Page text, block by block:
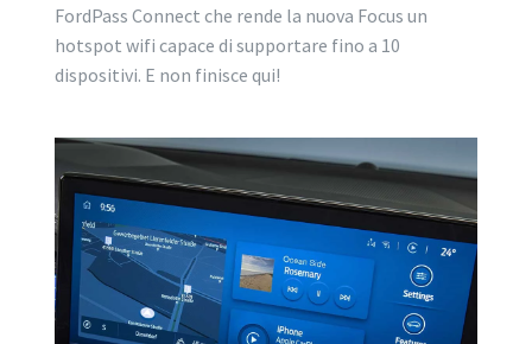
FordPass Connect che rende la nuova Focus un
hotspot wifi capace di supportare fino a 10
dispositivi. E non finisce qui!